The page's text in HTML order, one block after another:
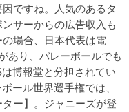
ですね。人気のあるタ
サーからの広告収入も
場合、日本代表は電
あり、バレーボールでも
博報堂と分担されてい
ール世界選手権では、
ー】。ジャニーズが登